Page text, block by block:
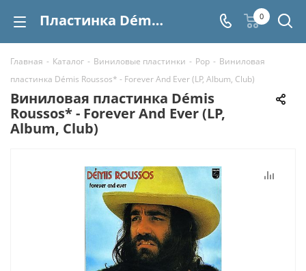
Пластинка Démis Roussos* - Forever And Ever (LP, Album, Club) купить | Интернет-магазин СтереоВинил 0
Главная - Каталог - Виниловые пластинки - Pop - Виниловая
пластинка Démis Roussos* - Forever And Ever (LP, Album, Club)
Виниловая пластинка Démis
Roussos* - Forever And Ever (LP,
Album, Club)